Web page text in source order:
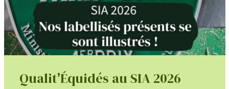
Qualit'Équidés au SIA 2026